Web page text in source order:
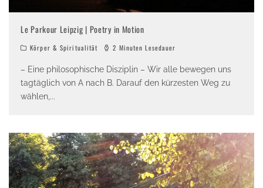
Le Parkour Leipzig | Poetry in Motion
Körper & Spiritualität 2 Minuten Lesedauer
– Eine philosophische Disziplin – Wir alle bewegen uns
tagtäglich von A nach B. Darauf den kürzesten Weg zu
wählen, ...